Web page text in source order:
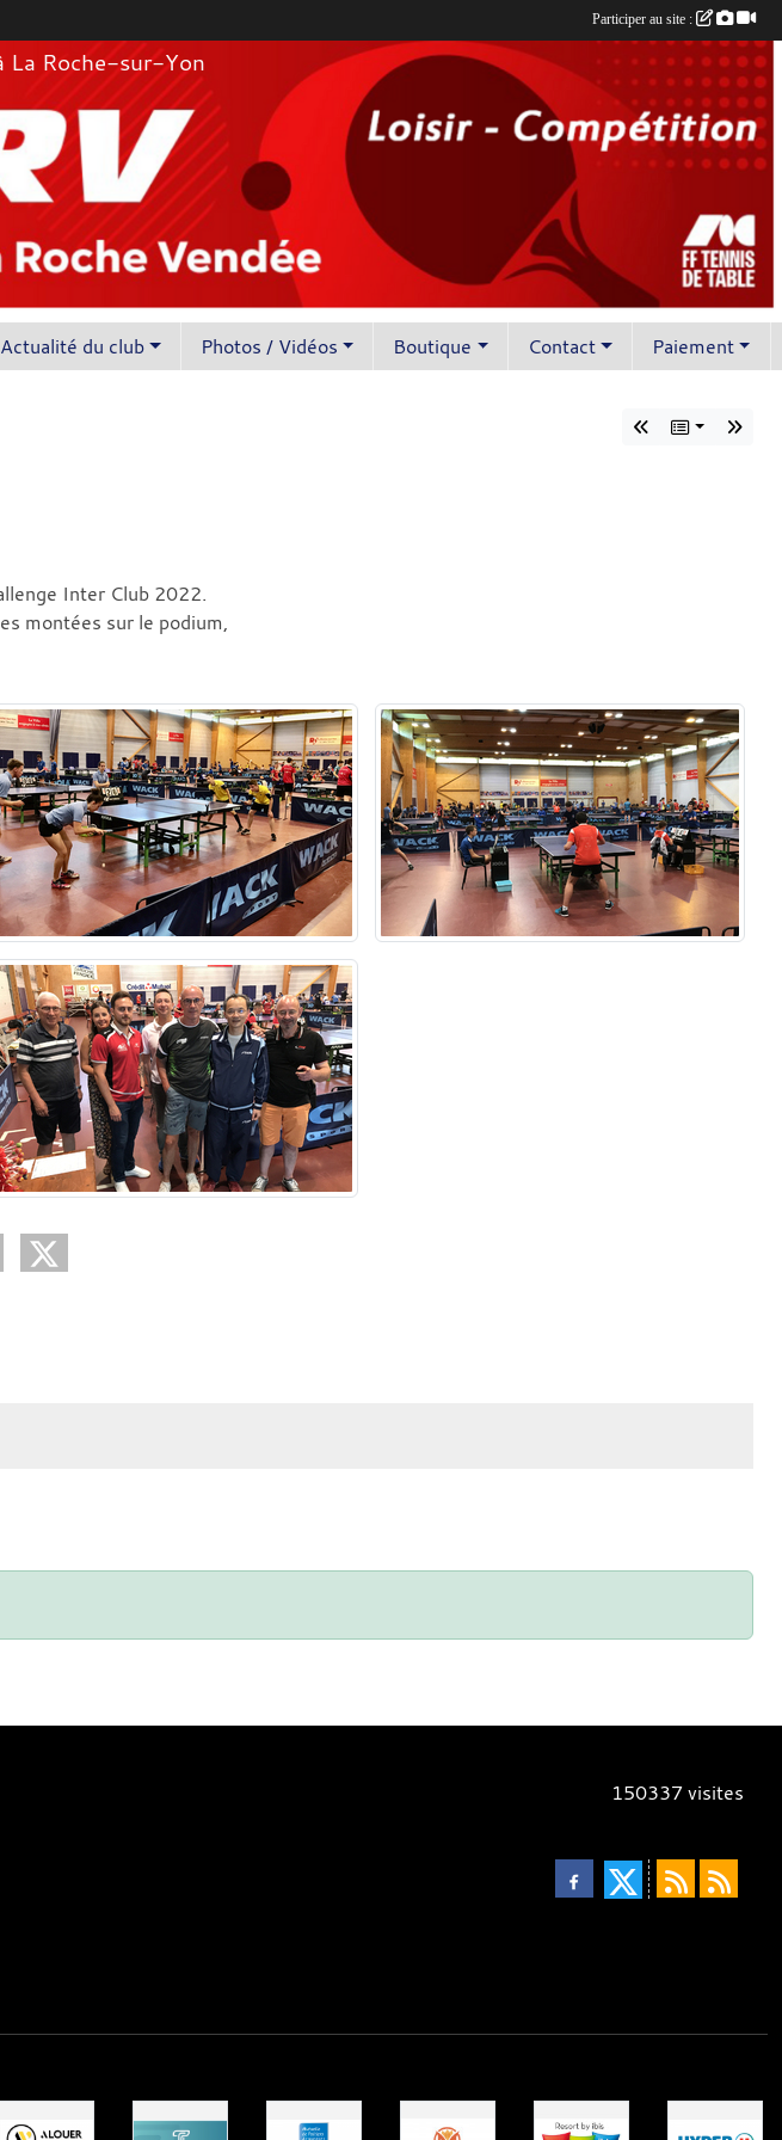
La Roche-sur-Yon
Actualité du club Photos / Vidéos Boutique Contact Paiement
Inter Club 2022.
montées sur le podium,
150337visites
Participer au site :